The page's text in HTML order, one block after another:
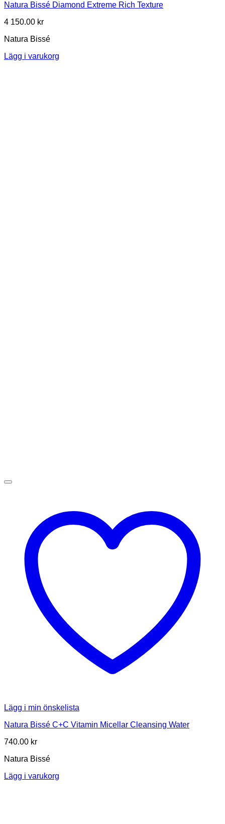
Natura Bissé Diamond Extreme Rich Texture
4 150.00 kr
Natura Bissé
Lägg i varukorg
Lägg i min önskelista
Natura Bissé C+C Vitamin Micellar Cleansing Water
740.00 kr
Natura Bissé
Lägg i varukorg